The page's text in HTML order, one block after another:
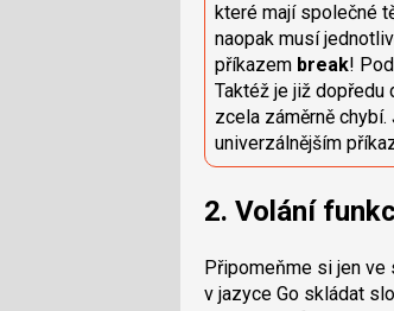
které mají společné
naopak musí
příkazem break!
Taktéž je již dopředu
zcela záměrně
univerzálnějším
2. Volání
Připomeňme si jen ve
v jazyce Go skládat